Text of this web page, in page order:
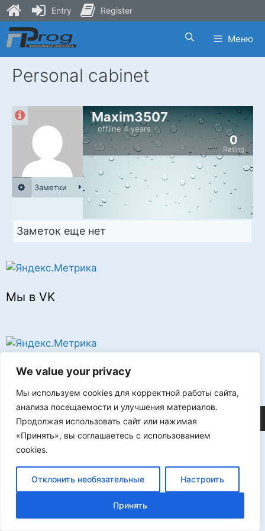
We value your privacy
Мы используем cookies для корректной работы сайта,
анализа посещаемости и улучшения материалов.
Продолжая использовать сайт или нажимая
«Принять», вы соглашаетесь с использованием
cookies.
Отклонить необязательные Настроить
Принять
Skip
to
content
Меню
Personal cabinet
Maxim3507
offline 4 years
Rating
0
Заметки
Заметок еще нет
Мы в VK
Реклама
©2026 FLProg
Entry Register